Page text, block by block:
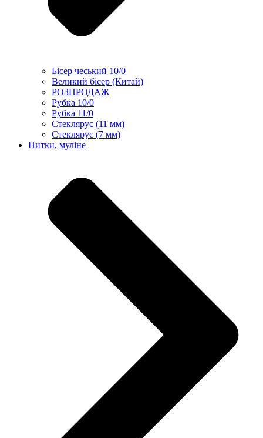
Бісер чеський 10/0
Великий бісер (Китай)
РОЗПРОДАЖ
Рубка 10/0
Рубка 11/0
Стеклярус (11 мм)
Стеклярус (7 мм)
Нитки, муліне